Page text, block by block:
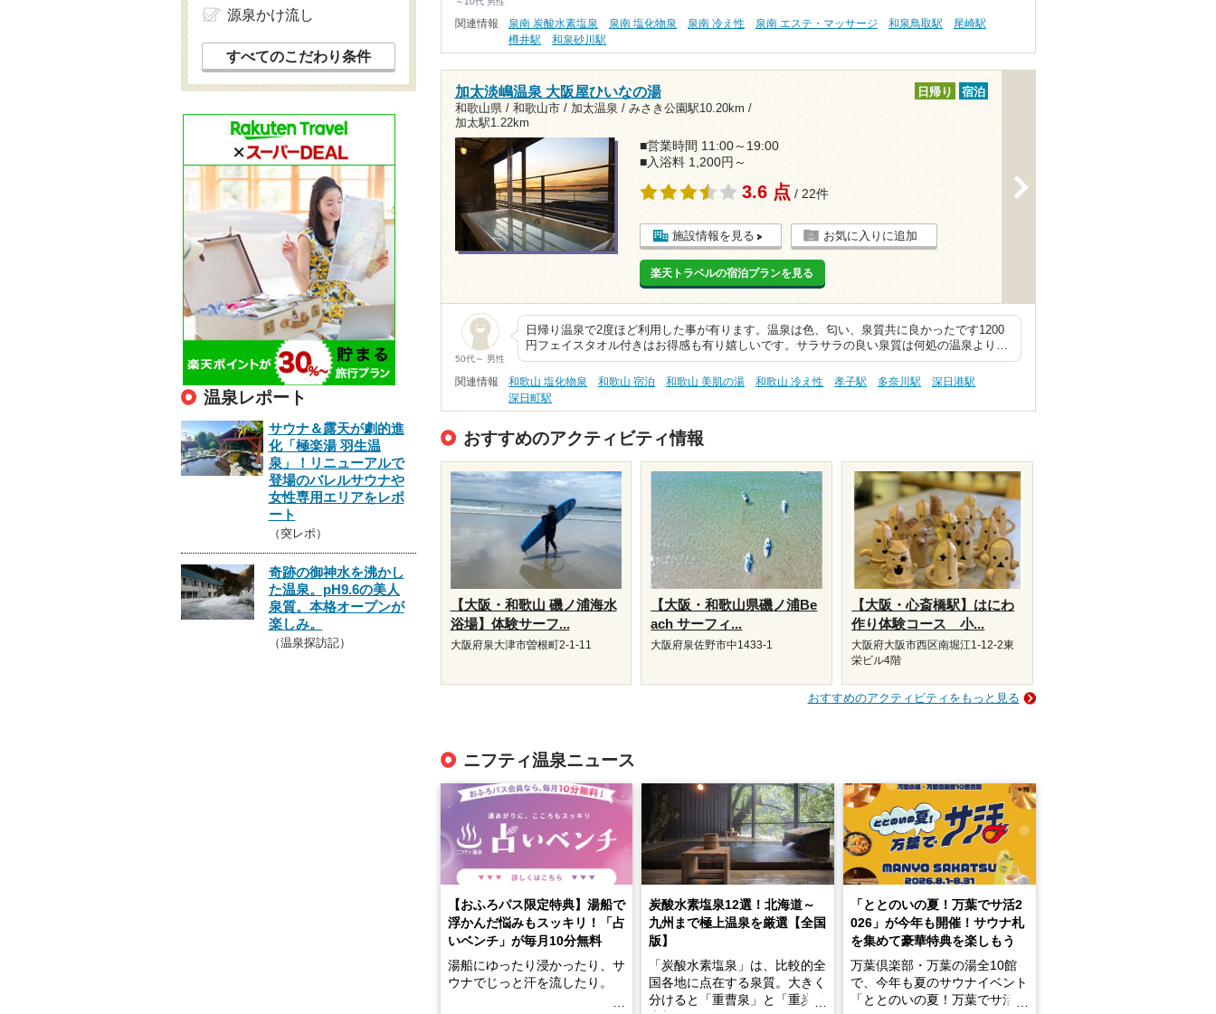
関連情報 泉南 炭酸水素塩泉 泉南 塩化物泉 泉南 冷え性 泉南 エステ・マッサージ 和泉鳥取駅
尾崎駅
樽井駅
和泉砂川駅
加太淡嶋温泉 大阪屋ひいなの湯
和歌山県 / 和歌山市 / 加太温泉 / みさき公園駅10.20km /
加太駅1.22km
日帰り 宿泊
■営業時間 11:00～19:00
■入浴料 1,200円～
3.6 点 / 22件
施設情報を見る お気に入りに追加
楽天トラベルの宿泊プランを見る
50代～ 男性
日帰り温泉で2度ほど利用した事が有ります。温泉は色、匂い、泉質共に良かったです1200
円フェイスタオル付きはお得感も有り嬉しいです。サラサラの良い泉質は何処の温泉より…
関連情報 和歌山 塩化物泉 和歌山 宿泊 和歌山 美肌の湯 和歌山 冷え性 孝子駅 多奈川駅
深日港駅
深日町駅
おすすめのアクティビティ情報
【大阪・和歌山 磯ノ浦海水
浴場】体験サーフ...
大阪府泉大津市曽根町2-1-11
【大阪・和歌山県磯ノ浦Be
ach サーフィ...
大阪府泉佐野市中1433-1
【大阪・心斎橋駅】はにわ
作り体験コース 小...
大阪府大阪市西区南堀江1-12-2東
栄ビル4階
おすすめのアクティビティをもっと見る
ニフティ温泉ニュース
【おふろパス限定特典】湯船で
浮かんだ悩みもスッキリ！「占
いベンチ」が毎月10分無料
湯船にゆったり浸かったり、サ
ウナでじっと汗を流したり。
炭酸水素塩泉12選！北海道～
九州まで極上温泉を厳選【全国
版】
「炭酸水素塩泉」は、比較的全
国各地に点在する泉質。大きく
分けると「重曹泉」と「重炭酸
「ととのいの夏！万葉でサ活2
026」が今年も開催！サウナ札
を集めて豪華特典を楽しもう
万葉倶楽部・万葉の湯全10館
で、今年も夏のサウナイベント
「ととのいの夏！万葉でサ活2
源泉かけ流し
すべてのこだわり条件
温泉レポート
サウナ＆露天が劇的進
化「極楽湯 羽生温
泉」！リニューアルで
登場のバレルサウナや
女性専用エリアをレポ
ート
（突レポ）
奇跡の御神水を沸かし
た温泉。pH9.6の美人
泉質。本格オープンが
楽しみ。
（温泉探訪記）